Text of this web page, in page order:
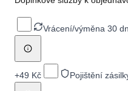
Vrácení/výměna 30
+49 Kč Pojištění